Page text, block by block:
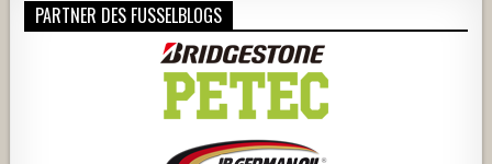
PARTNER DES FUSSELBLOGS